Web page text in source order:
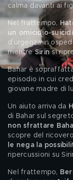
calma davanti ai
Nel frattempo,
un omicidio-
d’urgenza in
mentre Sirin si
Bahar è
episodio in cui
giovane madre di
Un aiuto arriva da
di Bahar sul
non sfrattare
scopre del
le nega la
ripercussioni su
Nel frattempo,